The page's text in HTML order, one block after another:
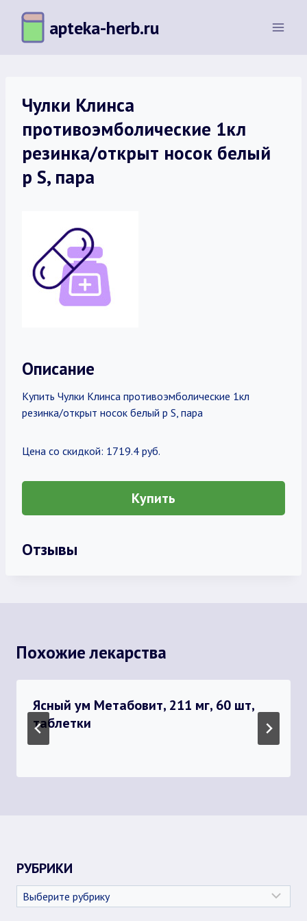
Перейти
содержимому
apteka-herb.ru
Чулки Клинса
противоэмболические 1кл
резинка/открыт носок белый
р S, пара
Описание
Купить Чулки Клинса противоэмболические 1кл
резинка/открыт носок белый р S, пара
Цена со скидкой: 1719.4 руб.
Купить
Отзывы
Похожие лекарства
Ясный ум Метабовит, 211 мг, 60 шт,
таблетки
РУБРИКИ
Рубрики